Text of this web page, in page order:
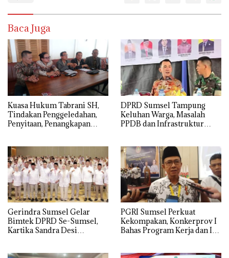
Baca Juga
‎Kuasa Hukum Tabrani SH,
Tindakan Penggeledahan,
Penyitaan, Penangkapan
Melalui Mekanisme
Praperadilan
DPRD Sumsel Tampung
Keluhan Warga, Masalah
PPDB dan Infrastruktur
Gerindra Sumsel Gelar
Bimtek DPRD Se-Sumsel,
Kartika Sandra Desi
PGRI Sumsel Perkuat
Kekompakan, Konkerprov I
Bahas Program Kerja dan Isu